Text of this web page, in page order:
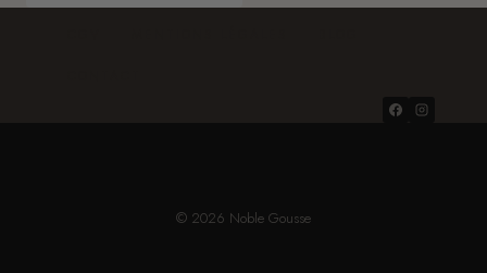
© 2026 Noble Gousse